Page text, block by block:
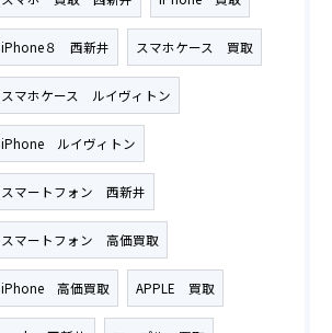
iPhone８ 西新井 スマホケース 買取
スマホケース ルイヴィトン
iPhone ルイヴィトン
スマートフォン 西新井
スマートフォン 高価買取
iPhone 高価買取 APPLE 買取